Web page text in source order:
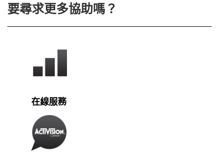
要尋求更多協助嗎？
在線服務